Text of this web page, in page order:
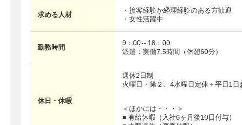
求める人材
・接客経験か経理経験のある方歓迎
・女性活躍中
勤務時間
9：00～18：00
派遣：実働7.5時間（休憩60分）
休日・休暇
週休2日制
火曜日・第２、4水曜日定休＋平日1日
＜ほかには・・・＞
■ 有給休暇（入社6ヶ月後10日付与）